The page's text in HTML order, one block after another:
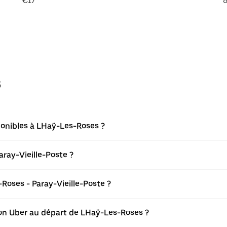
à LHaÿ-Les-Roses ?
Vieille-Poste ?
- Paray-Vieille-Poste ?
Uber au départ de LHaÿ-Les-Roses ?